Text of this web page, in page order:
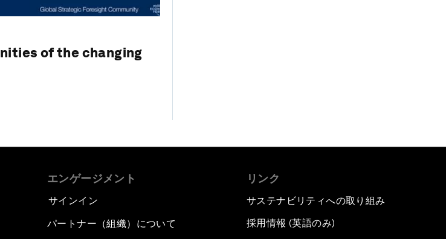
of the changing
エンゲージメント
サインイン
パートナー（組織）について
リンク
サステナビリティへの取り組み
採用情報 (英語のみ)